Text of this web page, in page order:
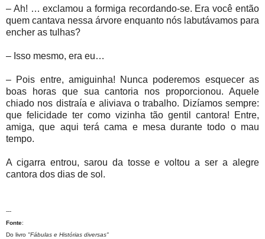
– Ah! … exclamou a formiga recordando-se. Era você então
quem cantava nessa árvore enquanto nós labutávamos para
encher as tulhas?
– Isso mesmo, era eu…
– Pois entre, amiguinha! Nunca poderemos esquecer as
boas horas que sua cantoria nos proporcionou. Aquele
chiado nos distraía e aliviava o trabalho. Dizíamos sempre:
que felicidade ter como vizinha tão gentil cantora! Entre,
amiga, que aqui terá cama e mesa durante todo o mau
tempo.
A cigarra entrou, sarou da tosse e voltou a ser a alegre
cantora dos dias de sol.
---
Fonte:
Do livro "Fábulas e Histórias diversas"